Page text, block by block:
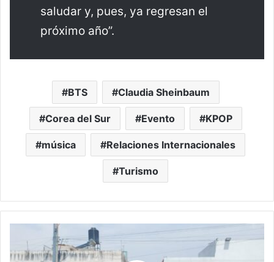
saludar y, pues, ya regresan el
próximo año”.
BTS Claudia Sheinbaum
Corea del Sur Evento KPOP
música Relaciones Internacionales
Turismo
Operativo
Canguro